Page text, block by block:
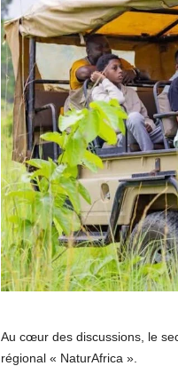
Au cœur des discussions, le
régional « NaturAfrica ».